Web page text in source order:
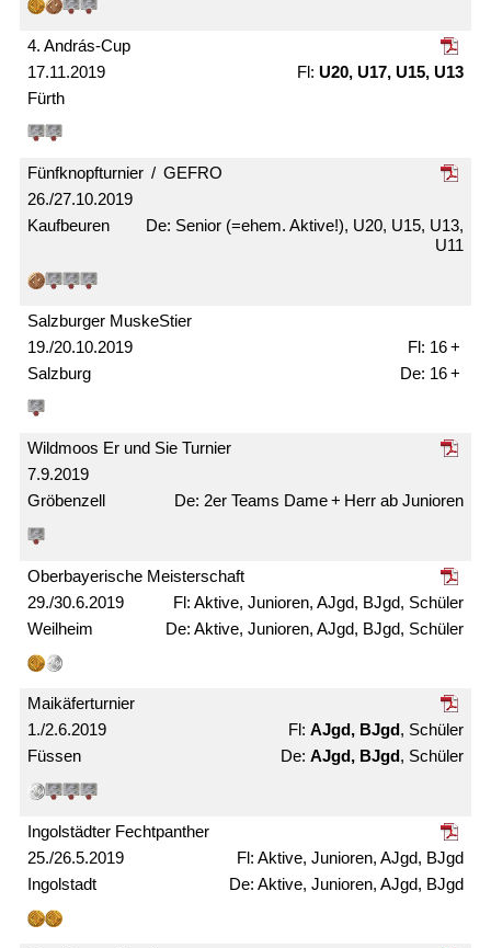
17.11.2019
4. András-Cup
Fürth
U20, U17, U15, U13
26./27.10.2019
Fünfknopf­­turnier / GEFRO
Kaufbeuren
Senior (=ehem. Aktive!), U20, U15, U13,
U11
19./20.10.2019
Salzburger MuskeStier
Salzburg
16 +
16 +
7.9.2019
Wildmoos Er und Sie Turnier
Gröbenzell 2er Teams Dame + Herr ab Junioren
29./30.6.2019
Ober­bayerische Meister­schaft
Weilheim
Aktive, Junioren, AJgd, BJgd, Schüler
Aktive, Junioren, AJgd, BJgd, Schüler
1./2.6.2019
Maikäfer­turnier
Füssen
AJgd, BJgd, Schüler
AJgd, BJgd, Schüler
25./26.5.2019
Ingolstädter Fechtpanther
Ingolstadt
Aktive, Junioren, AJgd, BJgd
Aktive, Junioren, AJgd, BJgd